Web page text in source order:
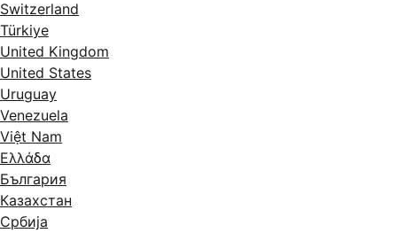
Switzerland
Türkiye
United Kingdom
United States
Uruguay
Venezuela
Việt Nam
Ελλάδα
България
Казахстан
Србија